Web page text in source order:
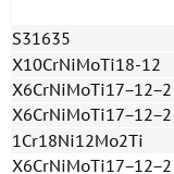
S31635
X10CrNiMoTi18-12
X6CrNiMoTi17−12−2
X6CrNiMoTi17−12−2
1Cr18Ni12Mo2Ti
X6CrNiMoTi17−12−2